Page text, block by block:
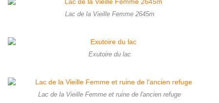
Lac de la Vieille Femme 2645m
Exutoire du lac
Lac de la Vieille Femme et ruine de l'ancien refuge